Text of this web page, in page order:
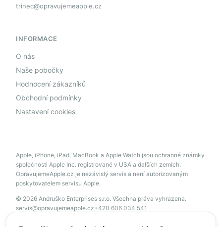
trinec@opravujemeapple.cz
INFORMACE
O nás
Naše pobočky
Hodnocení zákazníků
Obchodní podmínky
Nastavení cookies
Apple, iPhone, iPad, MacBook a Apple Watch jsou ochranné známky
společnosti Apple Inc. registrované v USA a dalších zemích.
OpravujemeApple.cz je nezávislý servis a není autorizovaným
poskytovatelem servisu Apple.
© 2026 Andruško Enterprises s.r.o. Všechna práva vyhrazena.
servis@opravujemeapple.cz+420 606 034 541